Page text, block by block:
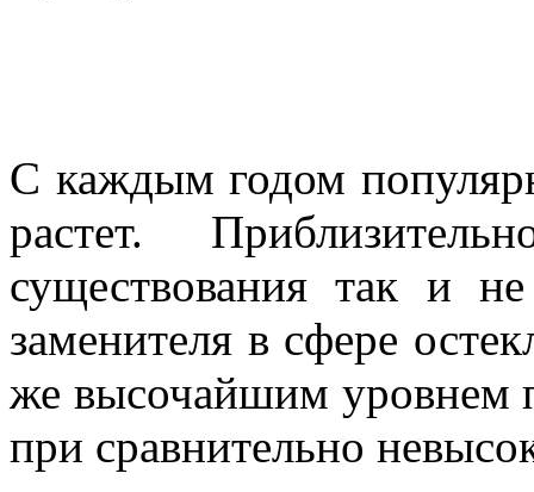
С каждым годом
растет.
существования так и
заменителя в сфере
же высочайшим уровнем
при сравнительно